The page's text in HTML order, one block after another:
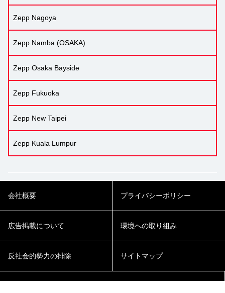
Zepp Nagoya
Zepp Namba (OSAKA)
Zepp Osaka Bayside
Zepp Fukuoka
Zepp New Taipei
Zepp Kuala Lumpur
会社概要 プライバシーポリシー
広告掲載について 環境への取り組み
反社会的勢力の排除 サイトマップ